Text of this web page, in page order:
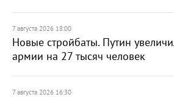
7 августа 2026 18:00
Новые стройбаты. Путин
армии на 27 тысяч человек
7 августа 2026 16:30